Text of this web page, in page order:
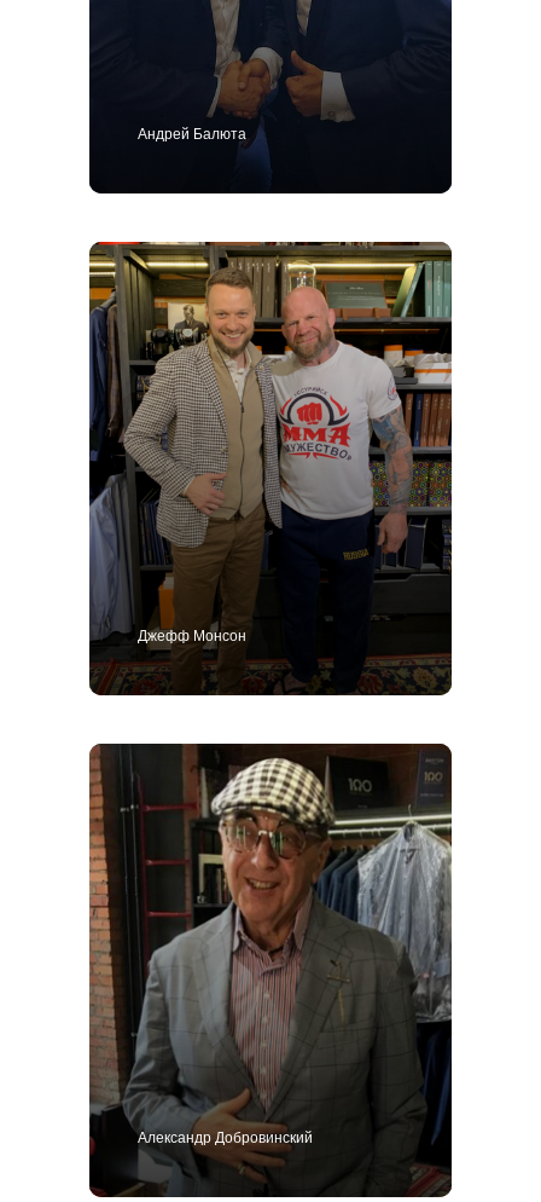
Андрей Балюта
Джефф Монсон
Александр Добровинский
Политика конфиденциальности
ИП Поличко Дмитрий Олегович
Подарочный сертификат
Ткани для пошива одежды